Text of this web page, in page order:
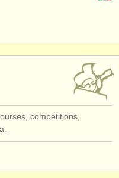
competitions,